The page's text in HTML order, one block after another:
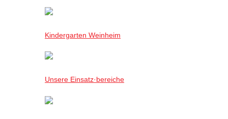
Kindergarten Weinheim
Unsere Einsatz·bereiche